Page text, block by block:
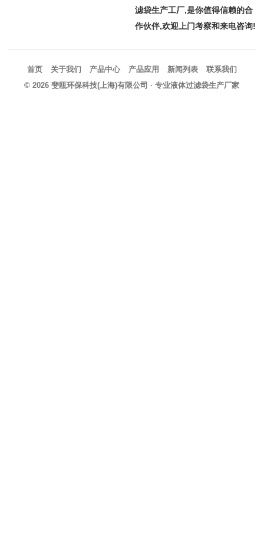
滤袋生产工厂,是你值得信赖的合
作伙伴,欢迎上门考察和来电咨询!
首页 关于我们 产品中心 产品应用 新闻列表
联系我们
© 2026斐瓯环保科技(上海)有限公司 · 专业液体过滤袋生产厂家